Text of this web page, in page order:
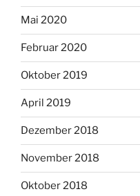
Mai 2020
Februar 2020
Oktober 2019
April 2019
Dezember 2018
November 2018
Oktober 2018